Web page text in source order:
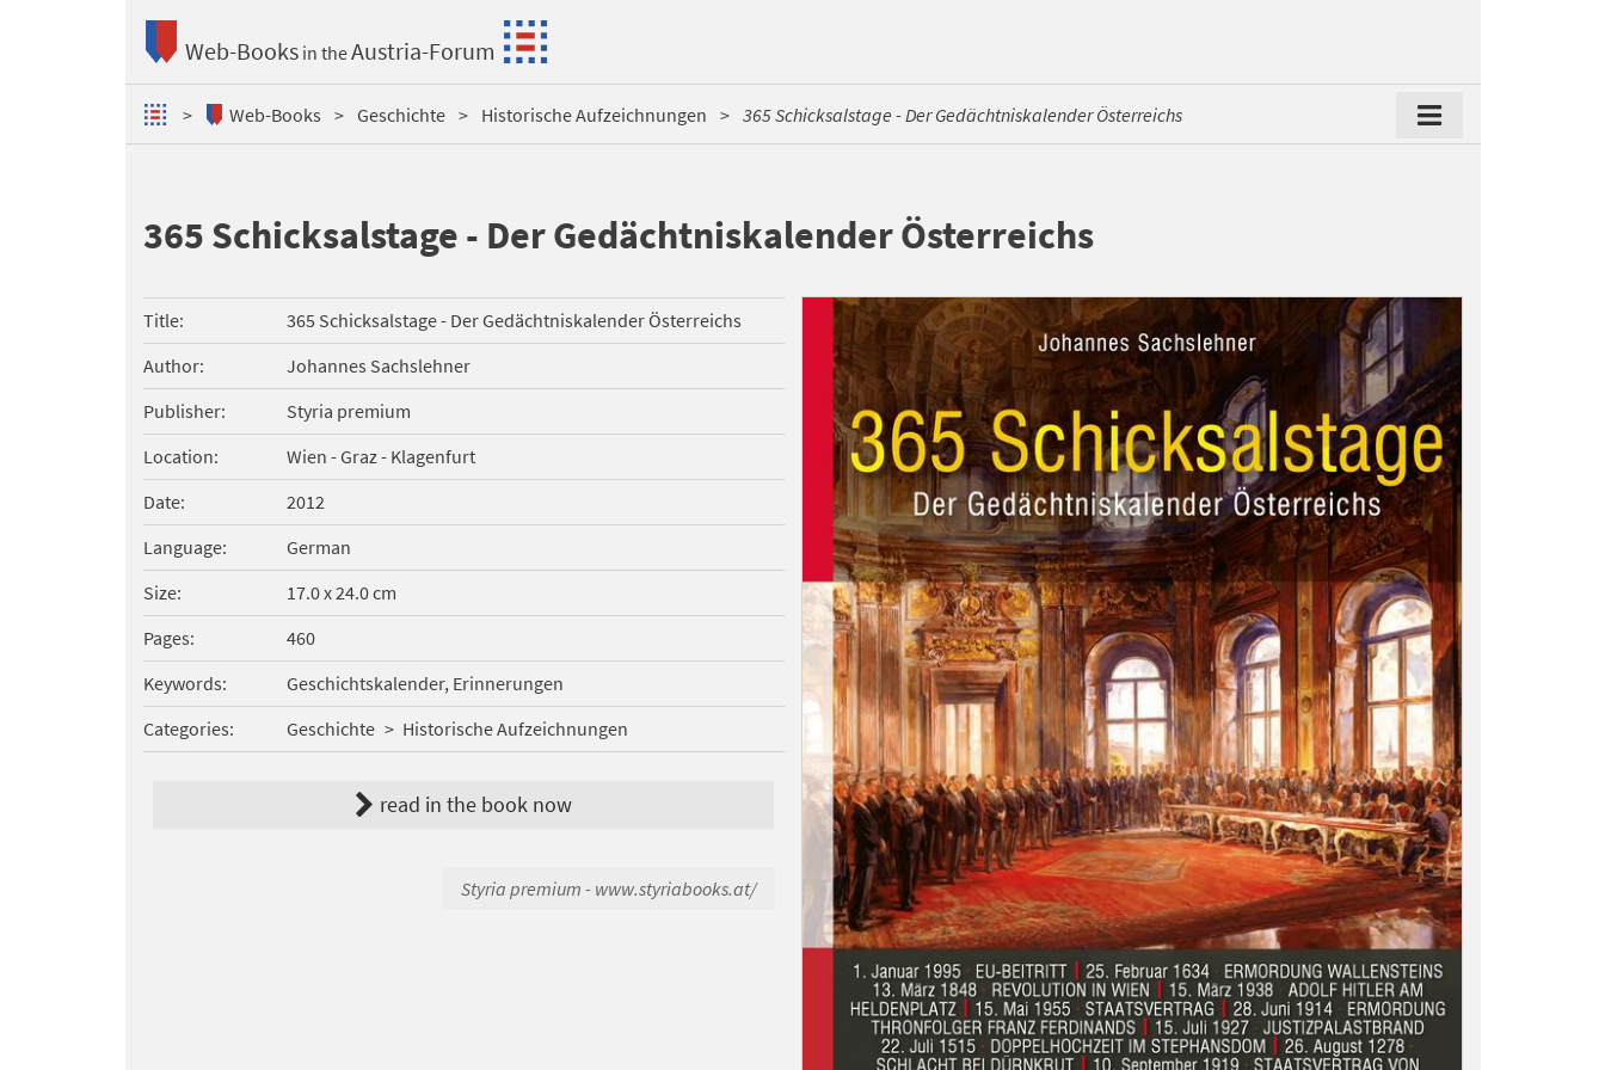
Web-Books in theAustria-Forum
Web-Books Geschichte Historische Aufzeichnungen 365 Schicksalstage - Der Gedächtniskalender Österreichs
365 Schicksalstage - Der Gedächtniskalender Österreichs
Title
365 Schicksalstage - Der Gedächtniskalender Österreichs
Author
Johannes Sachslehner
Publisher
Styria premium
Location
Wien - Graz - Klagenfurt
Date
2012
Language
German
Size
17.0 x 24.0 cm
Pages
460
Keywords
Geschichtskalender, Erinnerungen
Categories
Geschichte Historische Aufzeichnungen
read in the book now
Styria premium - www.styriabooks.at/